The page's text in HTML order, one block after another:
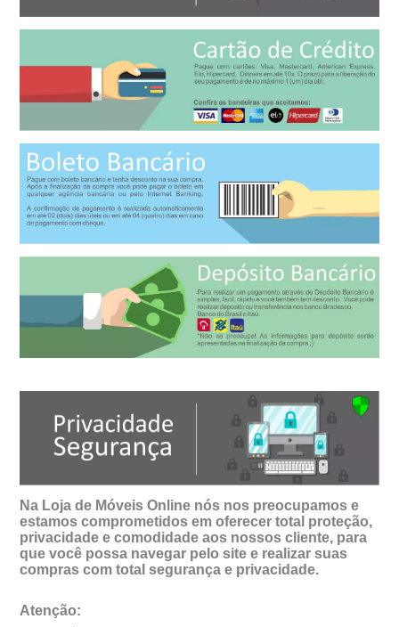
Na Loja de Móveis Online nós nos preocupamos e
estamos comprometidos em oferecer total proteção,
privacidade e comodidade aos nossos cliente, para
que você possa navegar pelo site e realizar suas
compras com total segurança e privacidade.
Atenção: